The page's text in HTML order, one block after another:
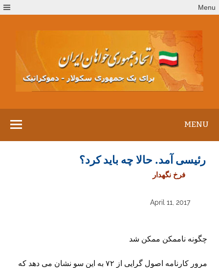
to
Menu
MENU
رئیسی آمد. حالا چه باید کرد؟
فرخ نگهدار
April 11, 2017
چگونه ناممکن ممکن شد
مرور کارنامه اصول گرایی از ۷۲ به این سو نشان می دهد که